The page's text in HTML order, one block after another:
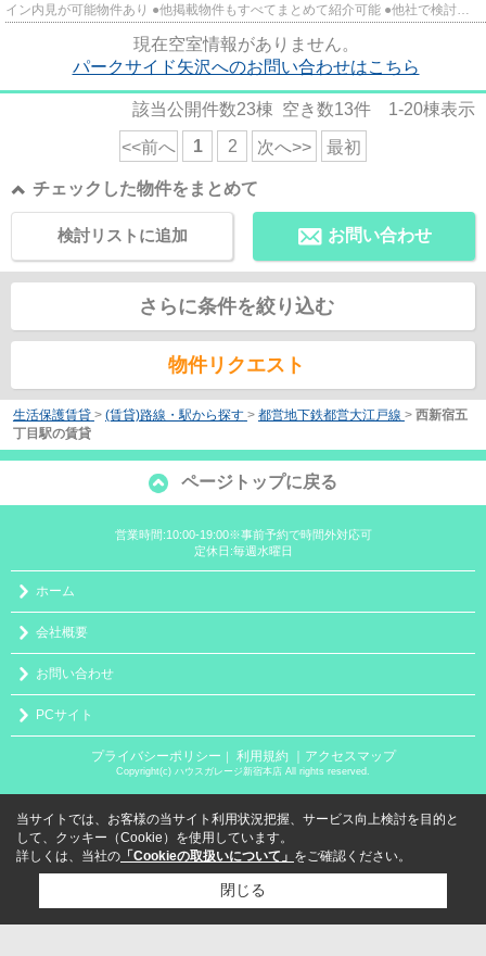
イン内見が可能物件あり ●他掲載物件もすべてまとめて紹介可能 ●他社で検討
現在空室情報がありません。
パークサイド矢沢へのお問い合わせはこちら
該当公開件数23棟 空き数13件 1-20棟表示
<<前へ 1 2 次へ>> 最初
チェックした物件をまとめて
お問い合わせ
検討リストに追加
さらに条件を絞り込む
物件リクエスト
生活保護賃貸 > (賃貸)路線・駅から探す > 都営地下鉄都営大江戸線 > 西新宿五
丁目駅の賃貸
ページトップに戻る
営業時間:10:00-19:00※事前予約で時間外対応可
定休日:毎週水曜日
ホーム
会社概要
お問い合わせ
PCサイト
プライバシーポリシー ｜ 利用規約 ｜アクセスマップ
Copyright(c) ハウスガレージ新宿本店 All rights reserved.
当サイトでは、お客様の当サイト利用状況把握、サービス向上検討を目的と
して、クッキー（Cookie）を使用しています。
詳しくは、当社の 「Cookieの取扱いについて」 をご確認ください。
閉じる